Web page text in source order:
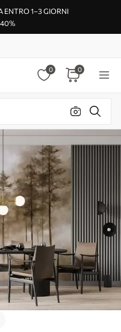
ENTRO 1–3 GIORNI
0 0